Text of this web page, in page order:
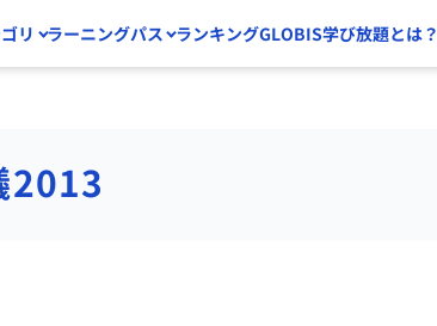
リ ラーニングパス ランキングGLOBIS学び放題とは？
2013